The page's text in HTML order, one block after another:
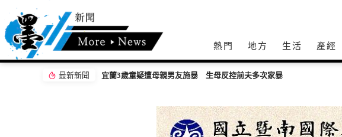
熱門 地方 生活 產經
最新新聞 嘉義無人機競賽登場 73隊挑戰穿越賽與無人機足球